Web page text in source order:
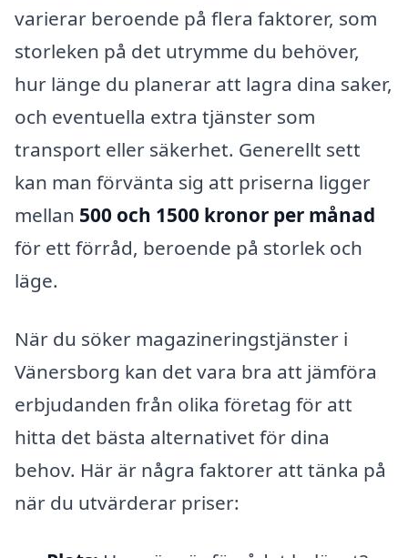
varierar beroende på flera faktorer, som
storleken på det utrymme du behöver,
hur länge du planerar att lagra dina saker,
och eventuella extra tjänster som
transport eller säkerhet. Generellt sett
kan man förvänta sig att priserna ligger
mellan 500 och 1500 kronor per månad
för ett förråd, beroende på storlek och
läge.
När du söker magazineringstjänster i
Vänersborg kan det vara bra att jämföra
erbjudanden från olika företag för att
hitta det bästa alternativet för dina
behov. Här är några faktorer att tänka på
när du utvärderar priser: